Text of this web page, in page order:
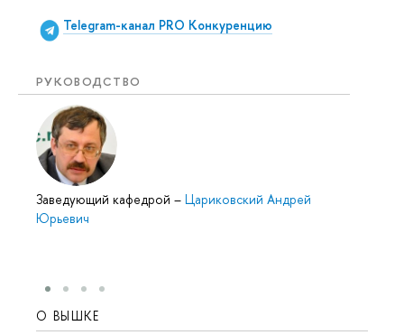
Telegram-канал PRO Конкуренцию
РУКОВОДСТВО
Заведующий кафедрой – Цариковский Андрей
Юрьевич
О ВЫШКЕ